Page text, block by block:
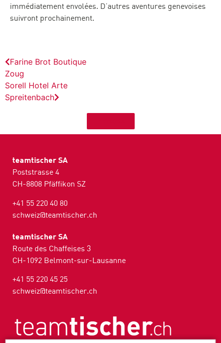
immédiatement envolées. D’autres aventures genevoises
suivront prochainement.
Farine Brot Boutique
Zoug
Sorell Hotel Arte
Spreitenbach
teamtischer SA
Poststrasse 4
CH-8808 Pfäffikon SZ
+41 55 220 40 80
schweiz@teamtischer.ch
teamtischer SA
Route des Chaffeises 3
CH-1092 Belmont-sur-Lausanne
+41 55 220 45 25
schweiz@teamtischer.ch